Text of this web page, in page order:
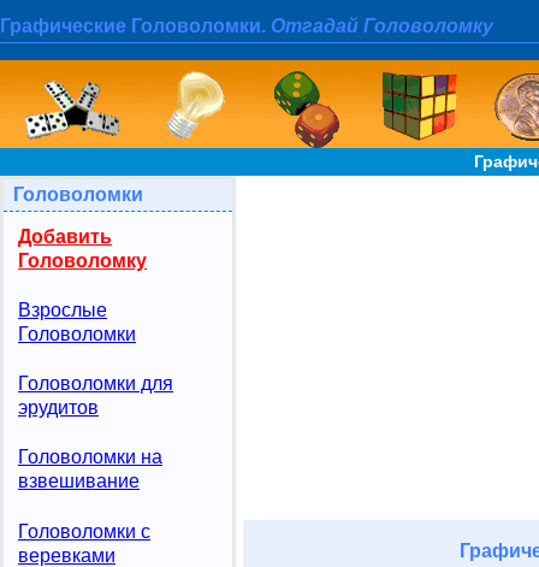
Графические Головоломки. Отгадай Головоломку
Головоломки
Добавить
Головоломку
Взрослые
Головоломки
Головоломки для
эрудитов
Головоломки на
взвешивание
Головоломки с
веревками